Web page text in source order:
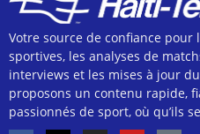
Votre source de confiance pour
sportives, les analyses de
interviews et les mises à jour
proposons un contenu rapide,
passionnés de sport, où qu’ils